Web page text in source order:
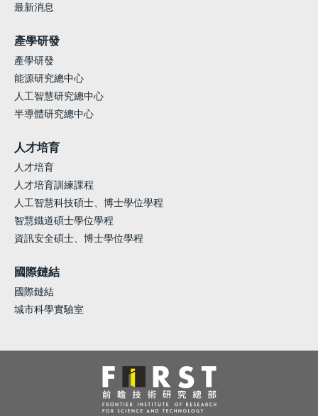
最新消息
產學研發
產學研發
能源研究總中心
人工智慧研究總中心
半導體研究總中心
人才培育
人才培育
人才培育訓練課程
人工智慧科技碩士、博士學位學程
智慧鐵道碩士學位學程
資訊安全碩士、博士學位學程
國際鏈結
國際鏈結
城市科學實驗室